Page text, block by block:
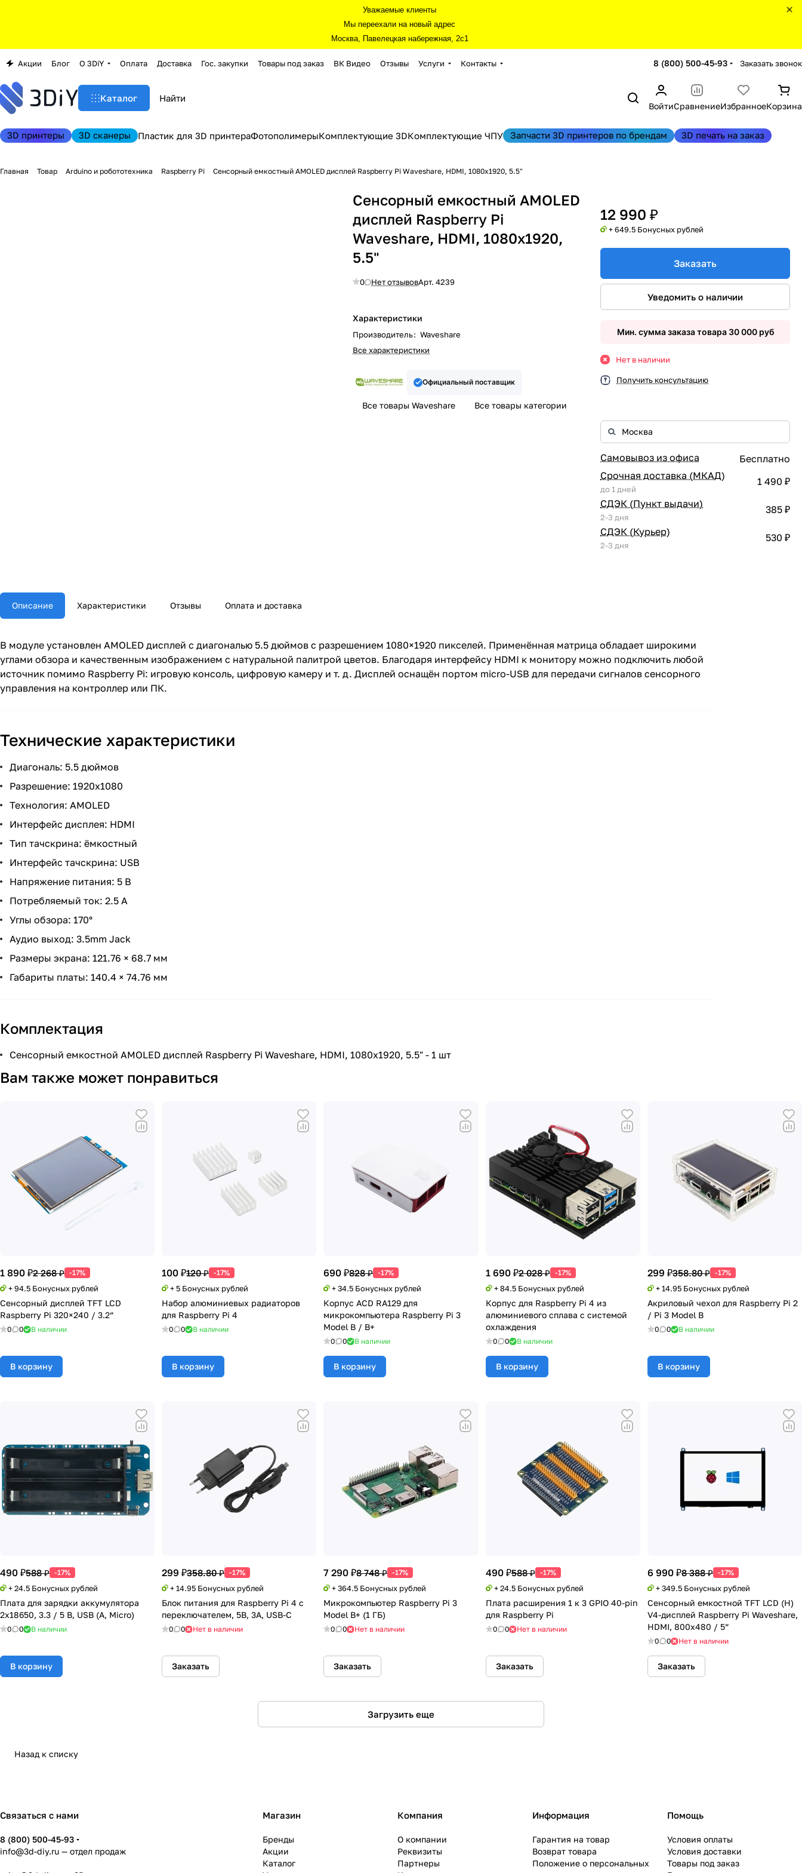
Уважаемые клиенты
Мы переехали на новый адрес
Москва, Павелецкая набережная, 2с1
Акции Блог О 3DiY Оплата Доставка Гос. закупки Товары под заказ ВК Видео Отзывы Услуги Контакты 8 (800) 500-45-93 Заказать звонок
Каталог
ВойтиСравнениеИзбранноеКорзина
3D принтеры 3D сканеры Пластик для 3D принтераФотополимерыКомплектующие 3DКомплектующие ЧПУ Запчасти 3D принтеров по брендам 3D печать на заказ
Главная Товар Arduino и робототехника Raspberry Pi Сенсорный емкостный AMOLED дисплей Raspberry Pi Waveshare, HDMI, 1080x1920, 5.5"
Сенсорный емкостный AMOLED
дисплей Raspberry Pi
Waveshare, HDMI, 1080x1920,
5.5"
0 Нет отзывовАрт.4239
Характеристики
Производитель: Waveshare
Все характеристики
Официальный поставщик
Все товары Waveshare Все товары категории
12 990 ₽
+ 649.5 Бонусных рублей
Заказать
Уведомить о наличии
Мин. сумма заказа товара 30 000 руб
Нет в наличии
Получить консультацию
Самовывоз из офиса
Бесплатно
Срочная доставка (МКАД)
до 1 дней
1 490 ₽
СДЭК (Пункт выдачи)
2-3 дня
385 ₽
СДЭК (Курьер)
2-3 дня
530 ₽
Описание Характеристики Отзывы Оплата и доставка
В модуле установлен AMOLED дисплей с диагональю 5.5 дюймов с разрешением 1080×1920 пикселей. Применённая матрица обладает широкими
углами обзора и качественным изображением с натуральной палитрой цветов. Благодаря интерфейсу HDMI к монитору можно подключить любой
источник помимо Raspberry Pi: игровую консоль, цифровую камеру и т. д. Дисплей оснащён портом micro-USB для передачи сигналов сенсорного
управления на контроллер или ПК.
Технические характеристики
Диагональ: 5.5 дюймов
Разрешение: 1920x1080
Технология: AMOLED
Интерфейс дисплея: HDMI
Тип тачскрина: ёмкостный
Интерфейс тачскрина: USB
Напряжение питания: 5 В
Потребляемый ток: 2.5 А
Углы обзора: 170°
Аудио выход: 3.5mm Jack
Размеры экрана: 121.76 × 68.7 мм
Габариты платы: 140.4 × 74.76 мм
Комплектация
Cенсорный емкостной AMOLED дисплей Raspberry Pi Waveshare, HDMI, 1080x1920, 5.5" - 1 шт
Вам также может понравиться
1 890 ₽2 268 ₽ -17%
+ 94.5 Бонусных рублей
Сенсорный дисплей TFT LCD
Raspberry Pi 320×240 / 3.2”
0 0 В наличии
В корзину
100 ₽120 ₽ -17%
+ 5 Бонусных рублей
Набор алюминиевых радиаторов
для Raspberry Pi 4
0 0 В наличии
В корзину
690 ₽828 ₽ -17%
+ 34.5 Бонусных рублей
Корпус ACD RA129 для
микрокомпьютера Raspberry Pi 3
Model B / B+
0 0 В наличии
В корзину
1 690 ₽2 028 ₽ -17%
+ 84.5 Бонусных рублей
Корпус для Raspberry Pi 4 из
алюминиевого сплава с системой
охлаждения
0 0 В наличии
В корзину
299 ₽358.80 ₽ -17%
+ 14.95 Бонусных рублей
Акриловый чехол для Raspberry Pi 2
/ Pi 3 Model B
0 0 В наличии
В корзину
490 ₽588 ₽ -17%
+ 24.5 Бонусных рублей
Плата для зарядки аккумулятора
2x18650, 3.3 / 5 В, USB (A, Micro)
0 0 В наличии
В корзину
299 ₽358.80 ₽ -17%
+ 14.95 Бонусных рублей
Блок питания для Raspberry Pi 4 с
переключателем, 5В, 3А, USB-C
0 0 Нет в наличии
Заказать
7 290 ₽8 748 ₽ -17%
+ 364.5 Бонусных рублей
Микрокомпьютер Raspberry Pi 3
Model B+ (1 ГБ)
0 0 Нет в наличии
Заказать
490 ₽588 ₽ -17%
+ 24.5 Бонусных рублей
Плата расширения 1 к 3 GPIO 40-pin
для Raspberry Pi
0 0 Нет в наличии
Заказать
6 990 ₽8 388 ₽ -17%
+ 349.5 Бонусных рублей
Сенсорный емкостной TFT LCD (H)
V4-дисплей Raspberry Pi Waveshare,
HDMI, 800x480 / 5”
0 0 Нет в наличии
Заказать
Загрузить еще
Назад к списку
Связаться с нами
8 (800) 500-45-93
info@3d-diy.ru — отдел продаж
Магазин
Бренды
Акции
Каталог
Компания
О компании
Реквизиты
Партнеры
Информация
Гарантия на товар
Возврат товара
Положение о персональных
Помощь
Условия оплаты
Условия доставки
Товары под заказ